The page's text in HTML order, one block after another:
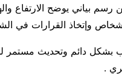
رسم بياني يوضح الارتفاع
وإتخاذ القرارات في
بشكل دائم وتحديث مستمر
.